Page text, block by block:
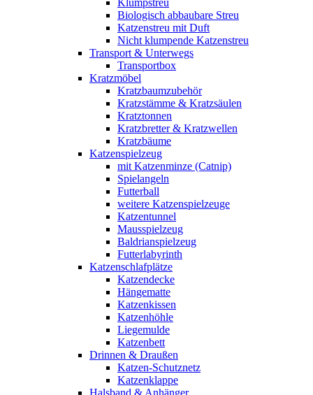
Klumpstreu
Biologisch abbaubare Streu
Katzenstreu mit Duft
Nicht klumpende Katzenstreu
Transport & Unterwegs
Transportbox
Kratzmöbel
Kratzbaumzubehör
Kratzstämme & Kratzsäulen
Kratztonnen
Kratzbretter & Kratzwellen
Kratzbäume
Katzenspielzeug
mit Katzenminze (Catnip)
Spielangeln
Futterball
weitere Katzenspielzeuge
Katzentunnel
Mausspielzeug
Baldrianspielzeug
Futterlabyrinth
Katzenschlafplätze
Katzendecke
Hängematte
Katzenkissen
Katzenhöhle
Liegemulde
Katzenbett
Drinnen & Draußen
Katzen-Schutznetz
Katzenklappe
Halsband & Anhänger